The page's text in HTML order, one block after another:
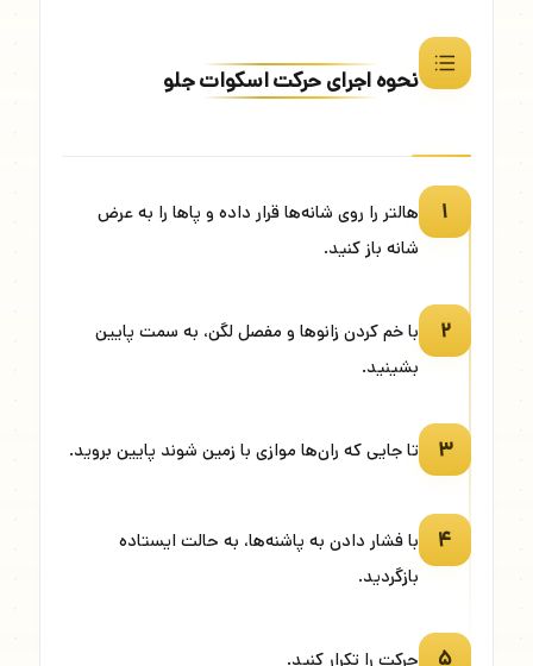
نحوه اجرای حرکت اسکوات جلو
۱
هالتر را روی شانه‌ها قرار داده و پاها را به عرض
شانه باز کنید.
۲
با خم کردن زانوها و مفصل لگن، به سمت پایین
بشینید.
۳ تا جایی که ران‌ها موازی با زمین شوند پایین بروید.
۴
با فشار دادن به پاشنه‌ها، به حالت ایستاده
بازگردید.
۵ حرکت را تکرار کنید.